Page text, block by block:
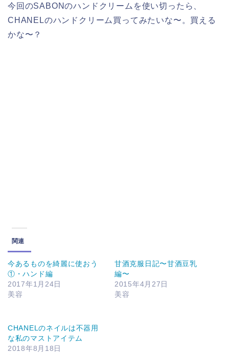
今回のSABONのハンドクリームを使い切ったら、
CHANELのハンドクリーム買ってみたいな〜。買える
かな〜？
関連
今あるものを綺麗に使おう
①・ハンド編
2017年1月24日
美容
甘酒克服日記〜甘酒豆乳
編〜
2015年4月27日
美容
CHANELのネイルは不器用
な私のマストアイテム
2018年8月18日